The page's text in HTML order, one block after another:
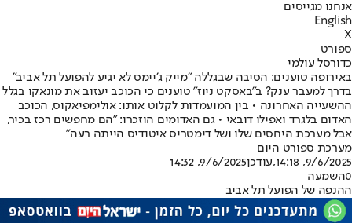
אנחנו מגייסים
English
X
ספורט
כדורסל עולמי
באירופה טוענים: הסיבה שבגללה "מייק ג'יימס לא יגיע להפועל תל אביב"
בדרך למעבר ענק? ב"באסקט ניוז" טוענים כי הכוכב יעזוב את מונאקו בגלל
ההשעייה האחרונה • בין המועמדות לקלוט אותו: אולימפיאקוס, הכוכב
האדום בלגרד ואפילו דובאי • גם האדומים הוזכרו: "הם מחפשים רכז בכיר,
אבל מערכת היחסים שלו ושל דימטריס איטודיס הייתה רעה"
מערכת ספורט היום
9/6/2025, 14:18
,עודכן9/6/2025, 14:32
0השמעה
ההנפה של הפועל תל אביב